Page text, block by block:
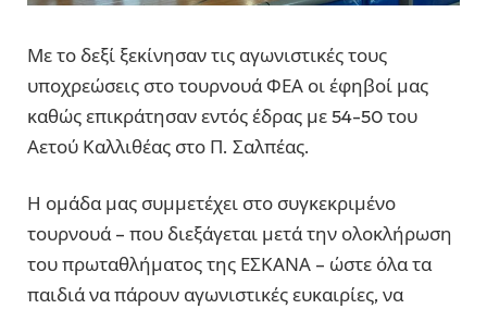
Με το δεξί ξεκίνησαν τις αγωνιστικές τους
υποχρεώσεις στο τουρνουά ΦΕΑ οι έφηβοί μας
καθώς επικράτησαν εντός έδρας με 54-50 του
Αετού Καλλιθέας στο Π. Σαλπέας.
Η ομάδα μας συμμετέχει στο συγκεκριμένο
τουρνουά – που διεξάγεται μετά την ολοκλήρωση
του πρωταθλήματος της ΕΣΚΑΝΑ – ώστε όλα τα
παιδιά να πάρουν αγωνιστικές ευκαιρίες, να